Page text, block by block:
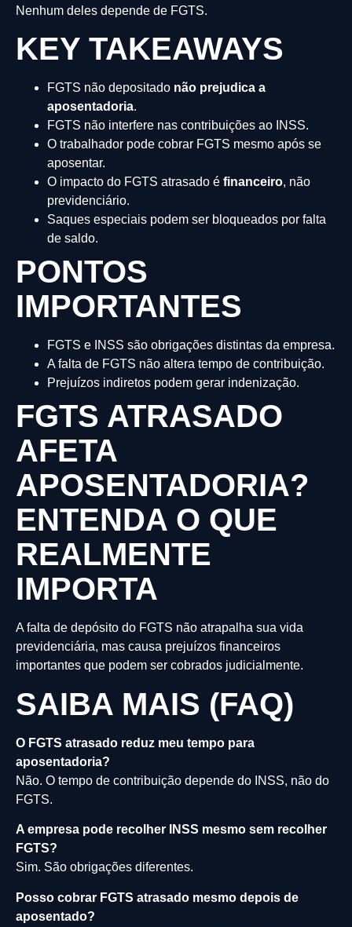
Nenhum deles depende de FGTS.
KEY TAKEAWAYS
FGTS não depositado não prejudica a
aposentadoria.
FGTS não interfere nas contribuições ao INSS.
O trabalhador pode cobrar FGTS mesmo após se
aposentar.
O impacto do FGTS atrasado é financeiro, não
previdenciário.
Saques especiais podem ser bloqueados por falta
de saldo.
PONTOS
IMPORTANTES
FGTS e INSS são obrigações distintas da empresa.
A falta de FGTS não altera tempo de contribuição.
Prejuízos indiretos podem gerar indenização.
FGTS ATRASADO
AFETA
APOSENTADORIA?
ENTENDA O QUE
REALMENTE
IMPORTA
A falta de depósito do FGTS não atrapalha sua vida
previdenciária, mas causa prejuízos financeiros
importantes que podem ser cobrados judicialmente.
SAIBA MAIS (FAQ)
O FGTS atrasado reduz meu tempo para
aposentadoria?
Não. O tempo de contribuição depende do INSS, não do
FGTS.
A empresa pode recolher INSS mesmo sem recolher
FGTS?
Sim. São obrigações diferentes.
Posso cobrar FGTS atrasado mesmo depois de
aposentado?